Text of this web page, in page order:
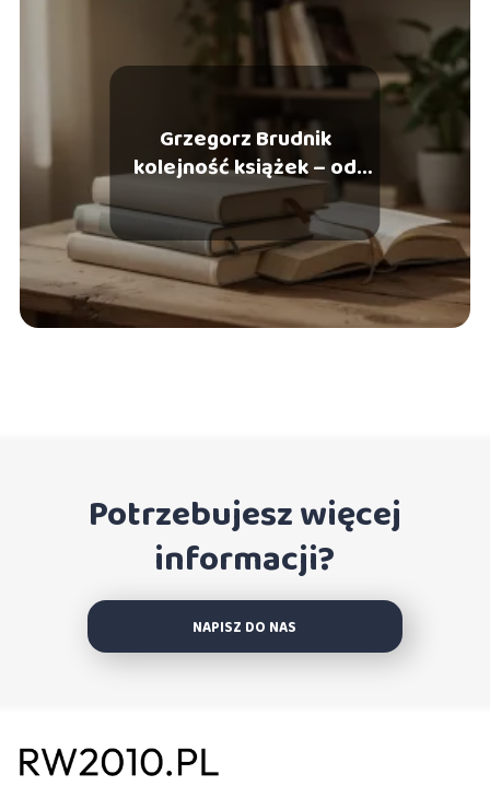
Grzegorz Brudnik
kolejność książek – od
której zacząć czytać?
Potrzebujesz więcej
informacji?
NAPISZ DO NAS